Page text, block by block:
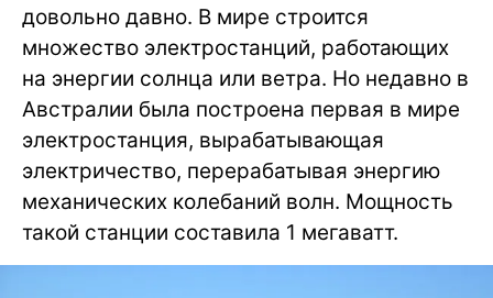
довольно давно. В мире строится
множество электростанций, работающих
на энергии солнца или ветра. Но недавно в
Австралии была построена первая в мире
электростанция, вырабатывающая
электричество, перерабатывая энергию
механических колебаний волн. Мощность
такой станции составила 1 мегаватт.